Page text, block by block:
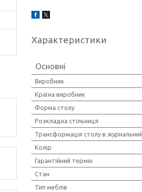
Характеристики
Основні
Виробник
Країна виробник
Форма столу
Розкладна стільниця
Трансформація столу в
Колір
Гарантійний термін
Стан
Тип меблів